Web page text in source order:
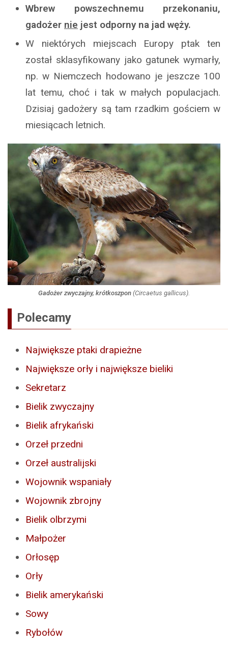
Wbrew powszechnemu przekonaniu,
gadożer nie jest odporny na jad węży.
W niektórych miejscach Europy ptak ten
został sklasyfikowany jako gatunek wymarły,
np. w Niemczech hodowano je jeszcze 100
lat temu, choć i tak w małych populacjach.
Dzisiaj gadożery są tam rzadkim gościem w
miesiącach letnich.
Gadożer zwyczajny, krótkoszpon (Circaetus gallicus).
Polecamy
Największe ptaki drapieżne
Największe orły i największe bieliki
Sekretarz
Bielik zwyczajny
Bielik afrykański
Orzeł przedni
Orzeł australijski
Wojownik wspaniały
Wojownik zbrojny
Bielik olbrzymi
Małpożer
Orłosęp
Orły
Bielik amerykański
Sowy
Rybołów